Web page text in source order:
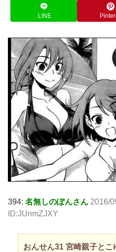
LINE
394: 名無しのぽんさん 2016/
ID:JUnmZJXY
おんせん31 宮崎親子とこ